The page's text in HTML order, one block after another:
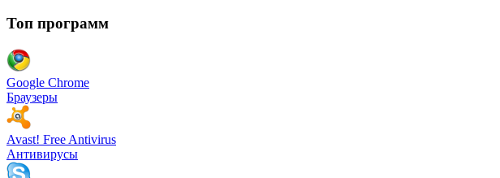
Топ программ
Google Chrome
Браузеры
Avast! Free Antivirus
Антивирусы